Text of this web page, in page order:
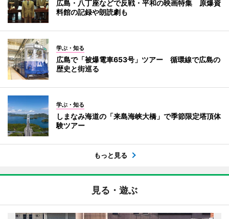
広島・八丁座などで反戦・平和の映画特集 原爆資
料館の記録や朗読劇も
学ぶ・知る
広島で「被爆電車653号」ツアー 循環線で広島の
歴史と街巡る
学ぶ・知る
しまなみ海道の「来島海峡大橋」で季節限定塔頂体
験ツアー
もっと見る
見る・遊ぶ